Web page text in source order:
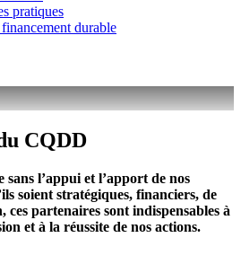
pratiques
durable
CQDD
sans l’appui et l’apport de nos
soient stratégiques, financiers, de
partenaires sont indispensables à
et à la réussite de nos actions.